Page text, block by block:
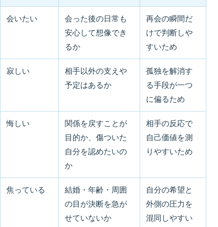
会いたい
会った後の日常も
安心して想像でき
るか
再会の瞬間だ
けで判断しや
すいため
寂しい
相手以外の支えや
予定はあるか
孤独を解消す
る手段が一つ
に偏るため
悔しい
関係を戻すことが
目的か、傷ついた
自分を認めたいの
か
相手の反応で
自己価値を測
りやすいため
焦っている
結婚・年齢・周囲
の目が決断を急が
せていないか
自分の希望と
外側の圧力を
混同しやすい